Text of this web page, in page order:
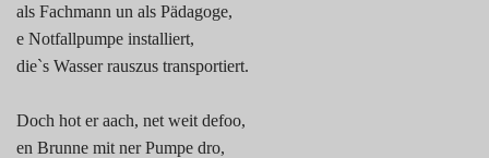
als Fachmann un als Pädagoge,
e Notfallpumpe installiert,
die`s Wasser rauszus transportiert.
Doch hot er aach, net weit defoo,
en Brunne mit ner Pumpe dro,